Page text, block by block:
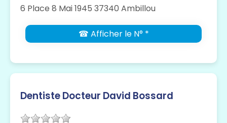
6 Place 8 Mai 1945 37340 Ambillou
☎ Afficher le N° *
Dentiste Docteur David Bossard